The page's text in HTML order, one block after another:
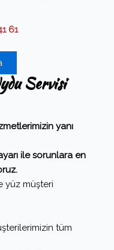
61
Servisi
yanı
ile sorunlara en
yüz müşteri
tüm